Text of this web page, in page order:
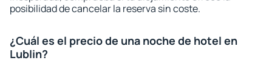
posibilidad de cancelar la reserva sin coste.
¿Cuál es el precio de una noche de hotel en
Lublin?